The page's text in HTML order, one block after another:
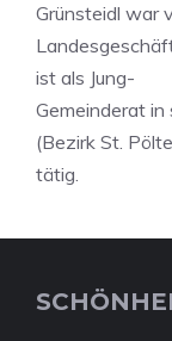
Grünsteidl war
ist als Jung-
Gemeinderat
(Bezirk St.
tätig.